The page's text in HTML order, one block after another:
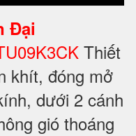
Đại
Thiết
khít, đóng mở
dưới 2 cánh
gió thoáng